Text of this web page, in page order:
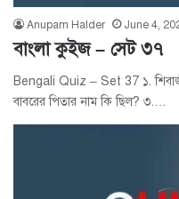
Anupam Halder June 4,
বাংলা কুইজ – সেট ৩৭
Bengali Quiz – Set 37 ১.
বাবরের পিতার নাম কি ছিল? ৩.…